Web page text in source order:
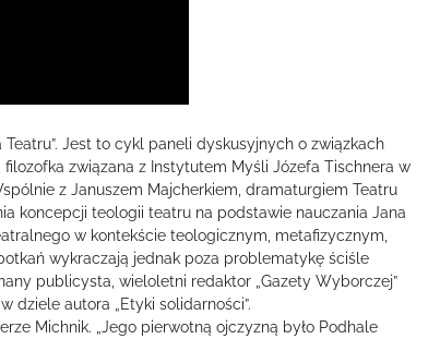
Jest to cykl paneli dyskusyjnych o związkach
związana z Instytutem Myśli Józefa Tischnera w
z Januszem Majcherkiem, dramaturgiem Teatru
koncepcji teologii teatru na podstawie nauczania Jana
w kontekście teologicznym, metafizycznym,
wykraczają jednak poza problematykę ściśle
publicysta, wieloletni redaktor „Gazety Wyborczej”
dziele autora „Etyki solidarności”.
Michnik. „Jego pierwotną ojczyzną było Podhale